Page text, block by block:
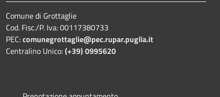
Comune di Grottaglie
Cod. Fisc./P. Iva: 00117380733
PEC:comunegrottaglie@pec.rupar.puglia.it
Centralino Unico:(+39) 0995620